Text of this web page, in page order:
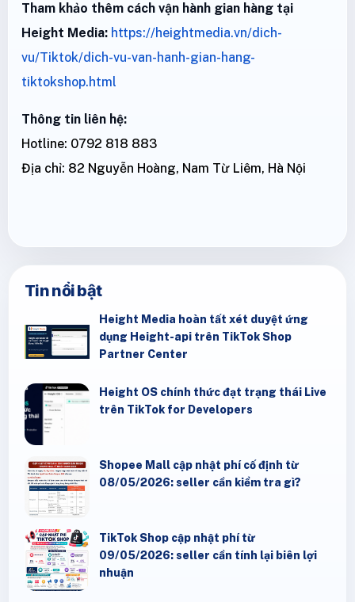
Tham khảo thêm cách vận hành gian hàng tại
Height Media: https://heightmedia.vn/dich-
vu/Tiktok/dich-vu-van-hanh-gian-hang-
tiktokshop.html
Thông tin liên hệ:
Hotline: 0792 818 883
Địa chỉ: 82 Nguyễn Hoàng, Nam Từ Liêm, Hà Nội
Tin nổi bật
Height Media hoàn tất xét duyệt ứng
dụng Height-api trên TikTok Shop
Partner Center
Height OS chính thức đạt trạng thái Live
trên TikTok for Developers
Shopee Mall cập nhật phí cố định từ
08/05/2026: seller cần kiểm tra gì?
TikTok Shop cập nhật phí từ
09/05/2026: seller cần tính lại biên lợi
nhuận